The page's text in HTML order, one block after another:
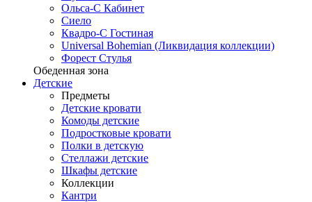
Ольса-С Кабинет
Сиело
Квадро-С Гостиная
Universal Bohemian (Ликвидация коллекции)
Форест Стулья
Обеденная зона
Детские
Предметы
Детские кровати
Комоды детские
Подростковые кровати
Полки в детскую
Стеллажи детские
Шкафы детские
Коллекции
Кантри